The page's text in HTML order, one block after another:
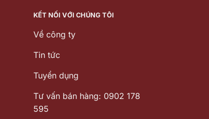
KẾT NỐI VỚI CHÚNG TÔI
Về công ty
Tin tức
Tuyển dụng
Tư vấn bán hàng: 0902 178
595